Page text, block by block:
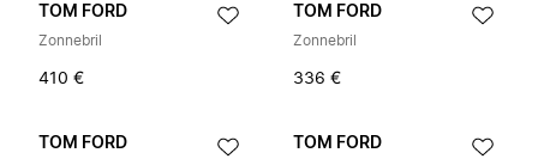
TOM FORD
Zonnebril
410 €
TOM FORD
Zonnebril
336 €
TOM FORD TOM FORD